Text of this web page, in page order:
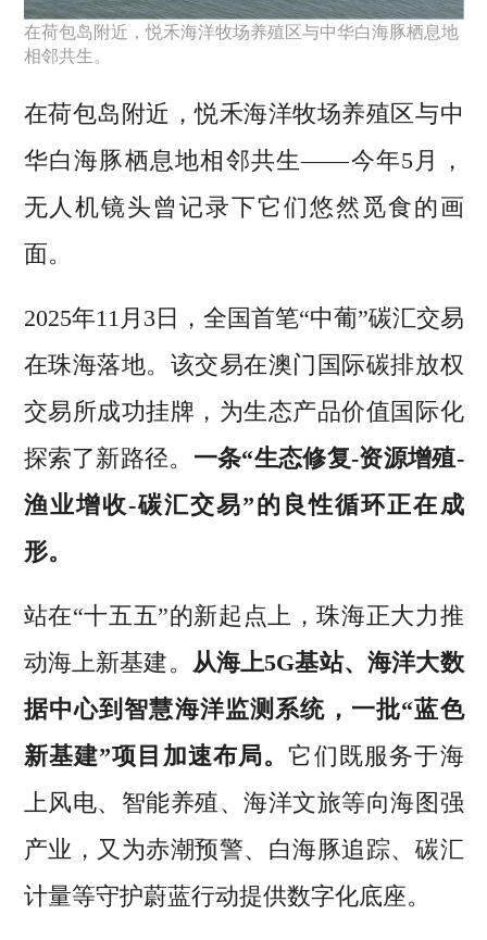
在荷包岛附近，悦禾海洋牧场养殖区与中华白海豚栖息地
相邻共生。
在荷包岛附近，悦禾海洋牧场养殖区与中
华白海豚栖息地相邻共生——今年5月，
无人机镜头曾记录下它们悠然觅食的画
面。
2025年11月3日，全国首笔“中葡”碳汇交易
在珠海落地。该交易在澳门国际碳排放权
交易所成功挂牌，为生态产品价值国际化
探索了新路径。 一条“生态修复-资源增殖-
渔业增收-碳汇交易”的良性循环正在成
形。
站在“十五五”的新起点上，珠海正大力推
动海上新基建。 从海上5G基站、海洋大数
据中心到智慧海洋监测系统，一批“蓝色
新基建”项目加速布局。它们既服务于海
上风电、智能养殖、海洋文旅等向海图强
产业，又为赤潮预警、白海豚追踪、碳汇
计量等守护蔚蓝行动提供数字化底座。